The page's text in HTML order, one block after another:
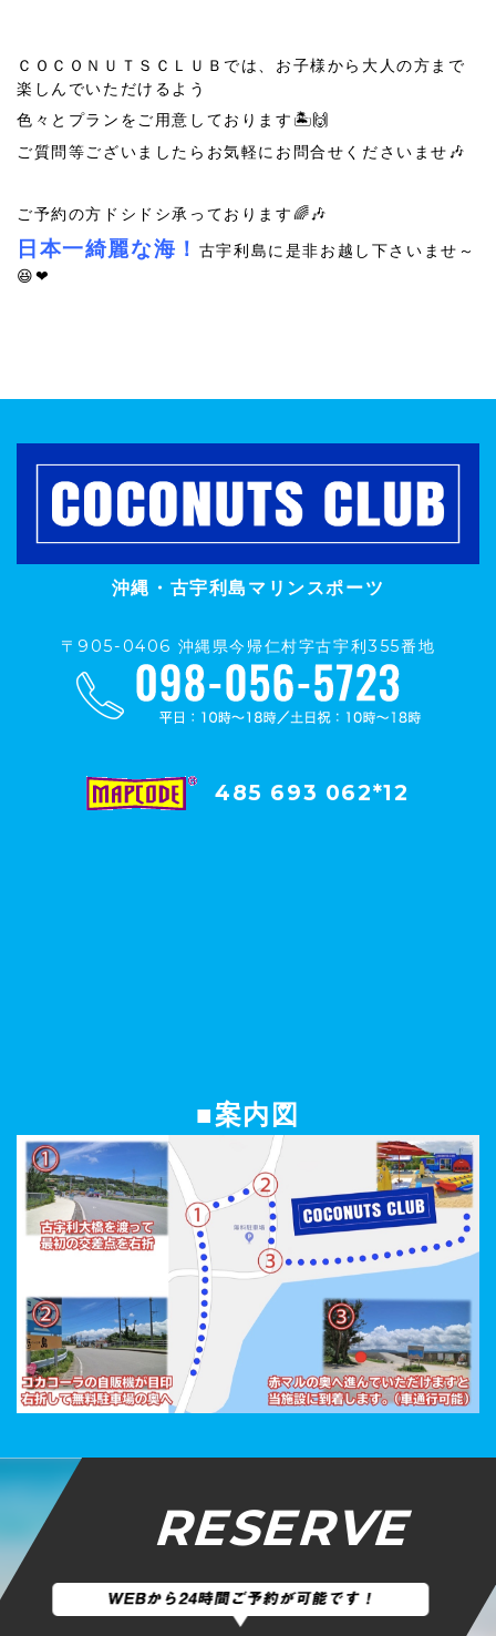
ＣＯＣＯＮＵＴＳＣＬＵＢでは、お子様から大人の方まで
楽しんでいただけるよう
色々とプランをご用意しております🏝🙌
ご質問等ございましたらお気軽にお問合せくださいませ🎶
ご予約の方ドシドシ承っております🌈🎶
日本一綺麗な海！ 古宇利島に是非お越し下さいませ～
😆❤
沖縄・古宇利島マリンスポーツ
〒905-0406 沖縄県今帰仁村字古宇利355番地
485 693 062*12
■案内図
RESERVE